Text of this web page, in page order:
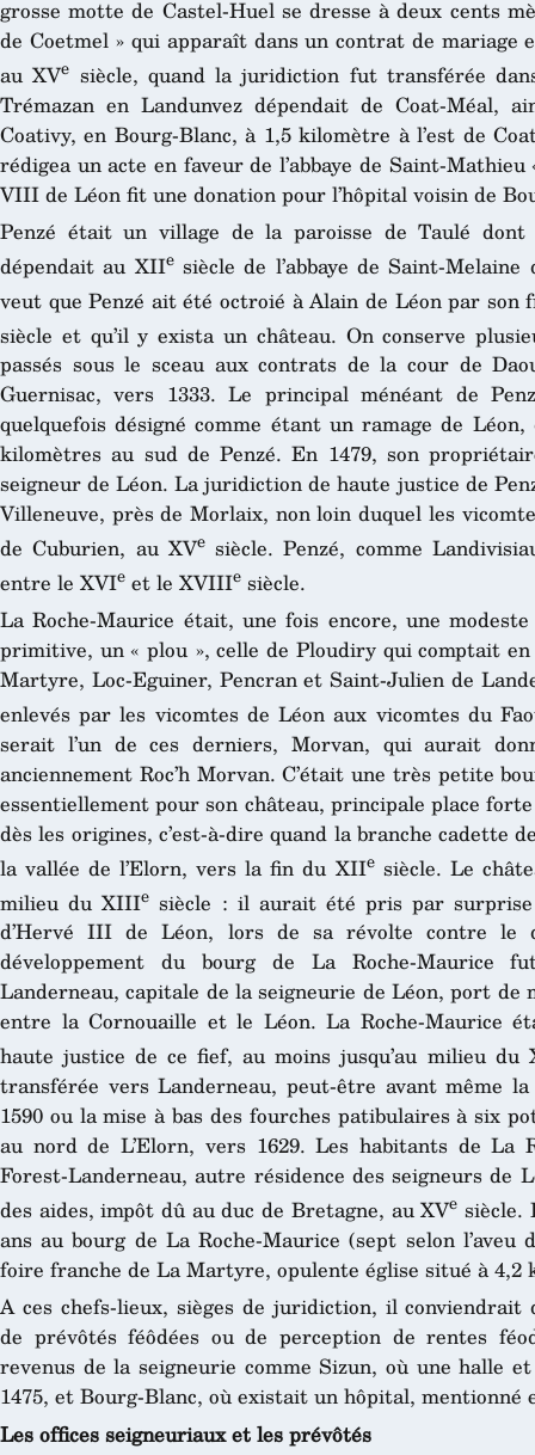
grosse motte de Castel-Huel se dresse à deux cents
de Coetmel » qui apparaît dans un contrat de mariage
au XVe siècle, quand la juridiction fut transférée
Trémazan en Landunvez dépendait de Coat-Méal,
Coativy, en Bourg-Blanc, à 1,5 kilomètre à l’est de
rédigea un acte en faveur de l’abbaye de Saint-
VIII de Léon fit une donation pour l’hôpital voisin de
Penzé était un village de la paroisse de Taulé
dépendait au XIIesiècle de l’abbaye de Saint-
veut que Penzé ait été octroié à Alain de Léon par
siècle et qu’il y exista un château. On conserve
passés sous le sceau aux contrats de la cour de
Guernisac, vers 1333. Le principal ménéant de
quelquefois désigné comme étant un ramage de
kilomètres au sud de Penzé. En 1479, son
seigneur de Léon. La juridiction de haute justice de
Villeneuve, près de Morlaix, non loin duquel les
de Cuburien, au XVesiècle. Penzé, comme
entre le XVIe et le XVIIIe siècle.
La Roche-Maurice était, une fois encore, une
primitive, un « plou », celle de Ploudiry qui comptait
Martyre, Loc-Eguiner, Pencran et Saint-Julien de
enlevés par les vicomtes de Léon aux vicomtes du
serait l’un de ces derniers, Morvan, qui aurait
anciennement Roc’h Morvan. C’était une très petite
essentiellement pour son château, principale place
dès les origines, c’est-à-dire quand la branche cadette
la vallée de l’Elorn, vers la fin du XIIesiècle. Le
milieu du XIIIe siècle : il aurait été pris par
d’Hervé III de Léon, lors de sa révolte contre le
développement du bourg de La Roche-Maurice
Landerneau, capitale de la seigneurie de Léon, port de
entre la Cornouaille et le Léon. La Roche-Maurice
haute justice de ce fief, au moins jusqu’au milieu du
transférée vers Landerneau, peut-être avant même
1590 ou la mise à bas des fourches patibulaires à six
au nord de L’Elorn, vers 1629. Les habitants de La
Forest-Landerneau, autre résidence des seigneurs de
des aides, impôt dû au duc de Bretagne, au XVe siècle.
ans au bourg de La Roche-Maurice (sept selon l’aveu
foire franche de La Martyre, opulente église situé à 4,2
A ces chefs-lieux, sièges de juridiction, il conviendrait
de prévôtés féôdées ou de perception de rentes
revenus de la seigneurie comme Sizun, où une halle
1475, et Bourg-Blanc, où existait un hôpital, mentionné
Les offices seigneuriaux et les prévôtés